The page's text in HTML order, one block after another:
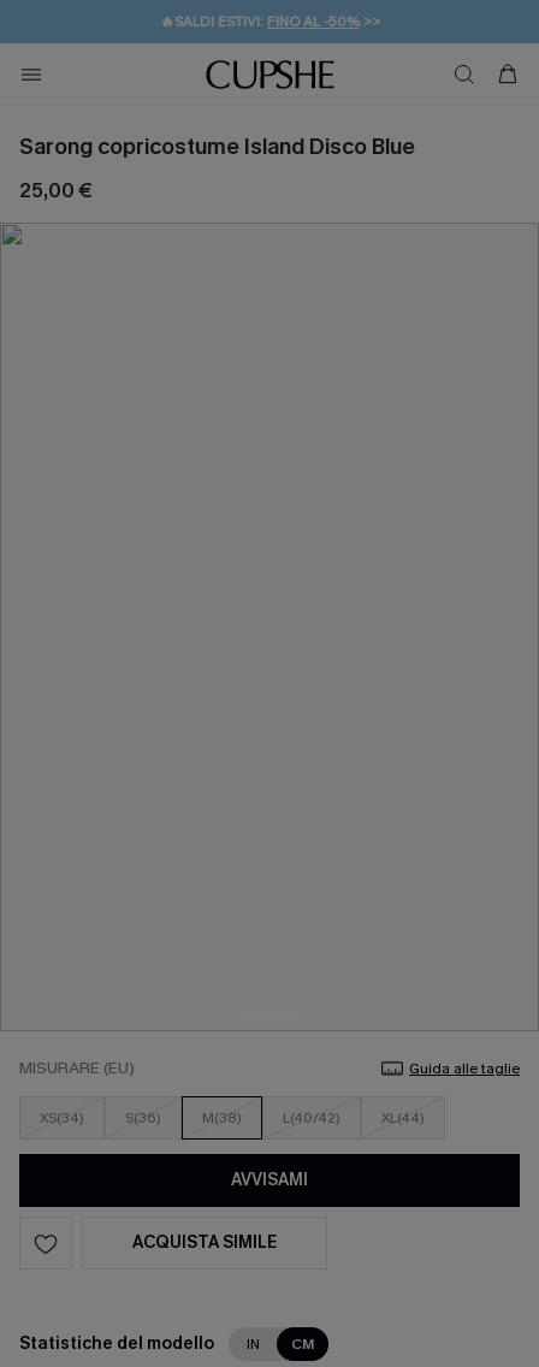
🔥SALDI ESTIVI: FINO AL -50%>>
🚚SPEDIZIONE GRATUITA DA 49€
💌REGALO PER I NUOVI: 20% DI SCONTO*
Sarong copricostume Island Disco Blue
25,00 €
MISURARE (EU) Guida alle taglie
XS(34) S(36) M(38) L(40/42) XL(44)
AVVISAMI
ACQUISTA SIMILE
Statistiche del modello IN CM